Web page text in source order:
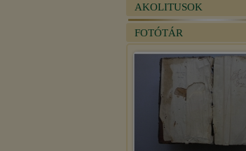
AKOLITUSOK
FOTÓTÁR